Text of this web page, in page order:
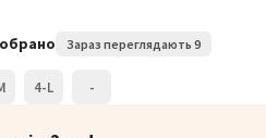
Зараз переглядають 9
4-L -